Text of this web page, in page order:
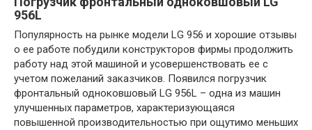
956L
Популярность на рынке модели LG 956 и хорошие отзывы
о ее работе побудили конструкторов фирмы продолжить
работу над этой машиной и усовершенствовать ее с
учетом пожеланий заказчиков. Появился погрузчик
фронтальный одноковшовый LG 956L – одна из машин
улучшенных параметров, характеризующаяся
повышенной производительностью при ощутимо меньших